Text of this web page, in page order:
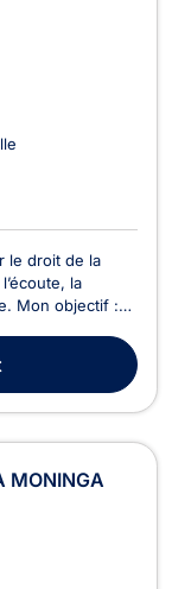
le droit de la
la
Mon objectif :
juridiques
a...
MONINGA